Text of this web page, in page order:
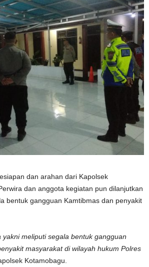
dan arahan dari Kapolsek
dan anggota kegiatan pun dilanjutkan
bentuk gangguan Kamtibmas dan penyakit
yakni meliputi segala bentuk gangguan
masyarakat di wilayah hukum Polres
Kotamobagu.